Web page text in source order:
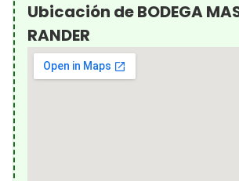
Ubicación de BODEGA
RANDER